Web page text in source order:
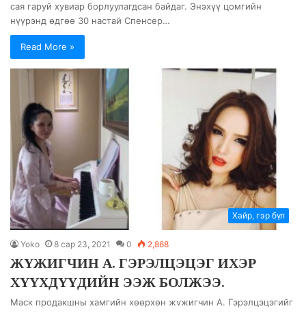
сая гаруй хувиар борлуулагдсан байдаг. Энэхүү цомгийн
нүүрэнд өдгөө 30 настай Спенсер…
Read More »
Хайр, гэр бүл
Yoko 8 сар 23, 2021 0 2,868
ЖҮЖИГЧИН А. ГЭРЭЛЦЭЦЭГ ИХЭР
ХҮҮХДҮҮДИЙН ЭЭЖ БОЛЖЭЭ.
Маск продакшны хамгийн хөөрхөн жvжигчин А. Гэрэлцэцэгийг